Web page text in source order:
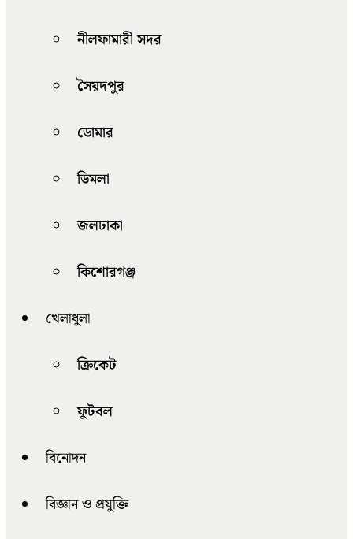
নীলফামারী সদর
সৈয়দপুর
ডোমার
ডিমলা
জলঢাকা
কিশোরগঞ্জ
খেলাধুলা
ক্রিকেট
ফুটবল
বিনোদন
বিজ্ঞান ও প্রযুক্তি